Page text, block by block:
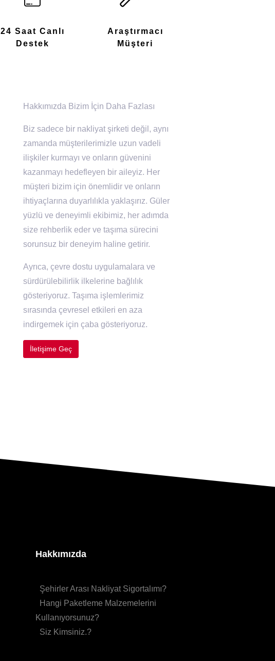
24 Saat Canlı
Destek
Araştırmacı
Müşteri
Hakkımızda Bizim İçin Daha Fazlası
Biz sadece bir nakliyat şirketi değil, aynı
zamanda müşterilerimizle uzun vadeli
ilişkiler kurmayı ve onların güvenini
kazanmayı hedefleyen bir aileyiz. Her
müşteri bizim için önemlidir ve onların
ihtiyaçlarına duyarlılıkla yaklaşırız. Güler
yüzlü ve deneyimli ekibimiz, her adımda
size rehberlik eder ve taşıma sürecini
sorunsuz bir deneyim haline getirir.
Ayrıca, çevre dostu uygulamalara ve
sürdürülebilirlik ilkelerine bağlılık
gösteriyoruz. Taşıma işlemlerimiz
sırasında çevresel etkileri en aza
indirgemek için çaba gösteriyoruz.
İletişime Geç
Hakkımızda
Şehirler Arası Nakliyat Sigortalımı?
Hangi Paketleme Malzemelerini
Kullanıyorsunuz?
Siz Kimsiniz.?